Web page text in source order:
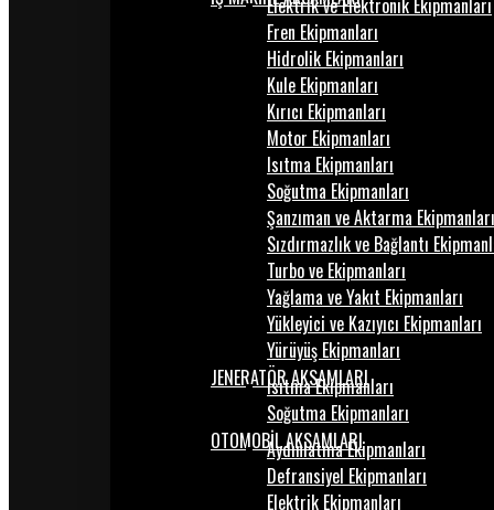
Elektrik ve Elektronik Ekipmanları
Fren Ekipmanları
Hidrolik Ekipmanları
Kule Ekipmanları
Kırıcı Ekipmanları
Motor Ekipmanları
Isıtma Ekipmanları
Soğutma Ekipmanları
Şanzıman ve Aktarma Ekipmanları
Sızdırmazlık ve Bağlantı
Turbo ve Ekipmanları
Yağlama ve Yakıt Ekipmanları
Yükleyici ve Kazıyıcı Ekipmanları
Yürüyüş Ekipmanları
JENERATÖR AKSAMLARI
Isıtma Ekipmanları
Soğutma Ekipmanları
OTOMOBİL AKSAMLARI
Aydınlatma Ekipmanları
Defransiyel Ekipmanları
Elektrik Ekipmanları